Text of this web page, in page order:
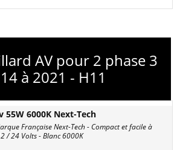
AV pour 2 phase 3
à 2021 - H11
55W 6000K Next-Tech
Française Next-Tech - Compact et facile à
/ 24 Volts - Blanc 6000K